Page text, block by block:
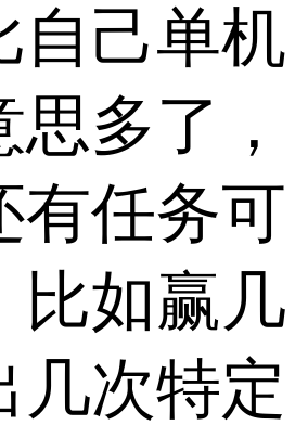
自己单机
多了，
有任务可
比如赢几
几次特定